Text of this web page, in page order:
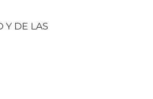
Y DE LAS